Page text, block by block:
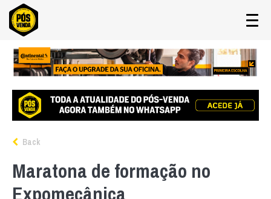
Back
Maratona de formação no